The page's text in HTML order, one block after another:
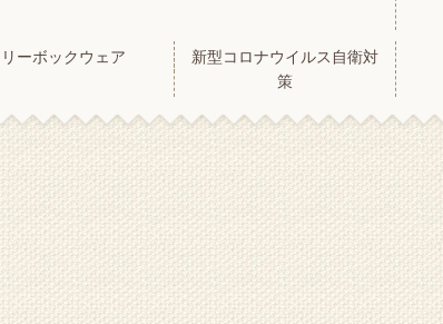
リーボックウェア
新型コロナウイルス自衛対
策